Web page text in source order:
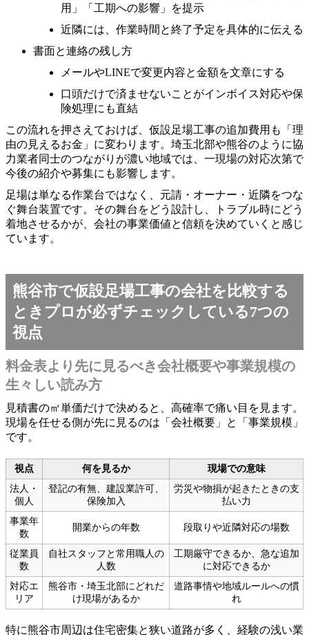
用」「工期への影響」を提示
近隣には、作業時間と終了予定を具体的に伝える
書面と連絡の残し方
メールやLINEで変更内容と金額を文章にする
口頭だけで済ませないことがインボイス対応や保
険処理にも直結
この流れを押さえておけば、仮設足場工事の追加費用も「理
由の見えるお金」に変わります。埼玉北部や熊谷のように協
力業者同士のつながりが濃い地域では、一現場の対応次第で
今後の紹介や募集にも影響します。
足場は単なる作業台ではなく、元請・オーナー・近隣をつな
ぐ舞台装置です。その舞台をどう設計し、トラブル時にどう
着地させるかが、会社の事業価値と信頼を決めていくと感じ
ています。
熊谷市で仮設足場工事の会社を比較する
ときプロが必ずチェックしている7つの
視点
料金表より先に見るべき会社概要や事業規模の
生々しい読み方
見積書の㎡単価だけで決めると、高確率で痛い目を見ます。
現場を任せる側が先に見るのは「会社概要」と「事業規模」
です。
視点 何を見るか
現場での意味
法人・
個人
登記の有無、建設業許可、
保険加入
労災や物損が起きたときの支
払い力
事業年
数
開業からの年数 段取りや近隣対応の場数
従業員
数
自社スタッフと常用職人の
人数
工期厳守できるか、急な追加
に対応できるか
対応エ
リア
熊谷市・埼玉北部にどれだ
け現場があるか
道路事情や地域ルールへの慣
れ
特に熊谷市周辺は住宅密集と狭い道路が多く、経験の浅い業